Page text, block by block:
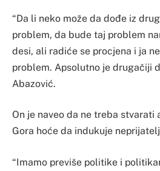
“Da li neko može da dođe iz
problem, da bude taj problem
desi, ali radiće se procjena i ja
problem. Apsolutno je drugačiji
Abazović.
On je naveo da ne treba stvarati
Gora hoće da indukuje
“Imamo previše politike i